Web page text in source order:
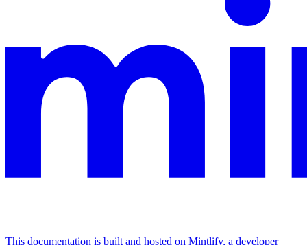
This documentation is built and hosted on Mintlify, a developer